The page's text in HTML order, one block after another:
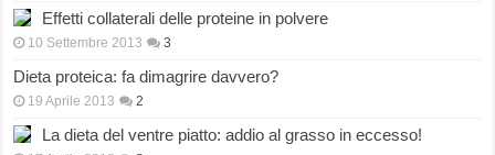
Effetti collaterali delle proteine in polvere
10 Settembre 2013 3
Dieta proteica: fa dimagrire davvero?
19 Aprile 2013 2
La dieta del ventre piatto: addio al grasso in eccesso!